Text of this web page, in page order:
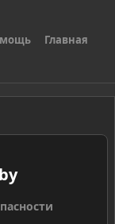
Главная